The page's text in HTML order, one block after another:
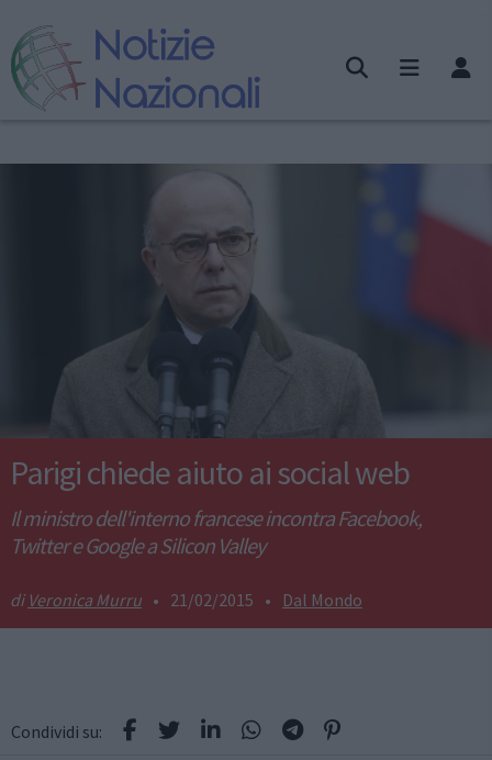
Parigi chiede aiuto ai social web
Il ministro dell'interno francese incontra Facebook,
Twitter e Google a Silicon Valley
Veronica Murru • 21/02/2015 • Dal Mondo
Condividi su: